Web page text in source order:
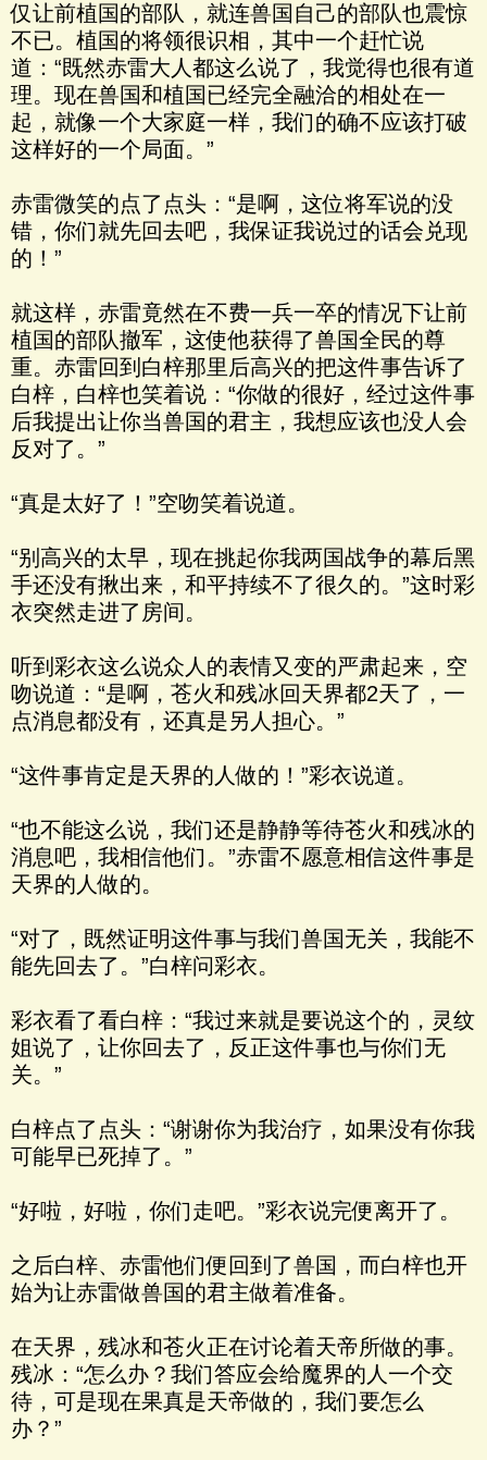
仅让前植国的部队，就连兽国自己的部队也震惊
不已。植国的将领很识相，其中一个赶忙说
道：“既然赤雷大人都这么说了，我觉得也很有道
理。现在兽国和植国已经完全融洽的相处在一
起，就像一个大家庭一样，我们的确不应该打破
这样好的一个局面。”
赤雷微笑的点了点头：“是啊，这位将军说的没
错，你们就先回去吧，我保证我说过的话会兑现
的！”
就这样，赤雷竟然在不费一兵一卒的情况下让前
植国的部队撤军，这使他获得了兽国全民的尊
重。赤雷回到白梓那里后高兴的把这件事告诉了
白梓，白梓也笑着说：“你做的很好，经过这件事
后我提出让你当兽国的君主，我想应该也没人会
反对了。”
“真是太好了！”空吻笑着说道。
“别高兴的太早，现在挑起你我两国战争的幕后黑
手还没有揪出来，和平持续不了很久的。”这时彩
衣突然走进了房间。
听到彩衣这么说众人的表情又变的严肃起来，空
吻说道：“是啊，苍火和残冰回天界都2天了，一
点消息都没有，还真是另人担心。”
“这件事肯定是天界的人做的！”彩衣说道。
“也不能这么说，我们还是静静等待苍火和残冰的
消息吧，我相信他们。”赤雷不愿意相信这件事是
天界的人做的。
“对了，既然证明这件事与我们兽国无关，我能不
能先回去了。”白梓问彩衣。
彩衣看了看白梓：“我过来就是要说这个的，灵纹
姐说了，让你回去了，反正这件事也与你们无
关。”
白梓点了点头：“谢谢你为我治疗，如果没有你我
可能早已死掉了。”
“好啦，好啦，你们走吧。”彩衣说完便离开了。
之后白梓、赤雷他们便回到了兽国，而白梓也开
始为让赤雷做兽国的君主做着准备。
在天界，残冰和苍火正在讨论着天帝所做的事。
残冰：“怎么办？我们答应会给魔界的人一个交
待，可是现在果真是天帝做的，我们要怎么
办？”